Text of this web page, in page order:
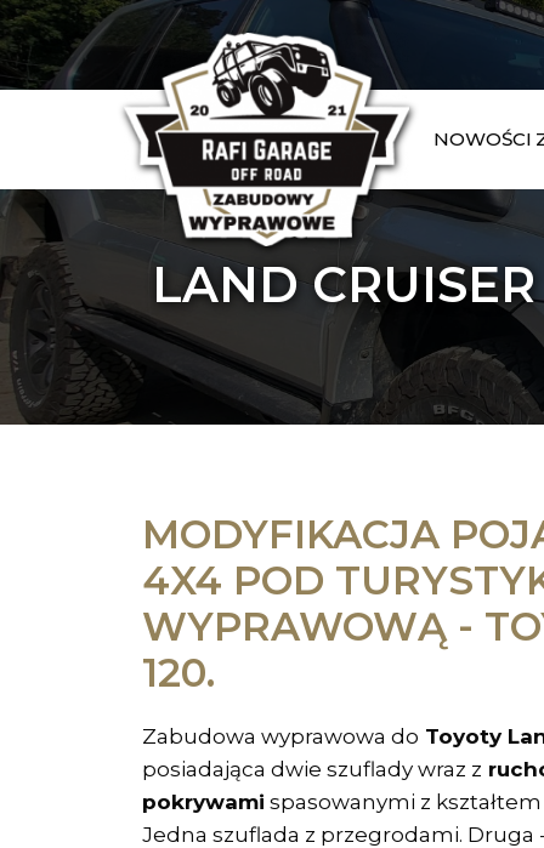
NOWOŚCI
LAND
MODYFIKACJA
4X4 POD
WYPRAWOWĄ -
120.
Zabudowa wyprawowa do Toyoty
posiadająca dwie szuflady wraz z
pokrywami spasowanymi z
Jedna szuflada z przegrodami. Druga